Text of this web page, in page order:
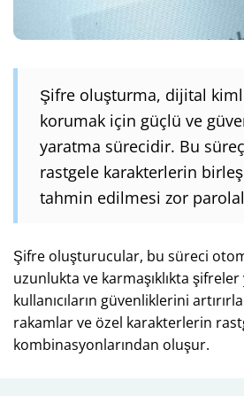
Şifre oluşturma, dijital
korumak için güçlü ve
yaratma sürecidir. Bu
rastgele karakterlerin
tahmin edilmesi zor
Şifre oluşturucular, bu süreci
uzunlukta ve karmaşıklıkta
kullanıcıların güvenliklerini
rakamlar ve özel karakterlerin
kombinasyonlarından oluşur.